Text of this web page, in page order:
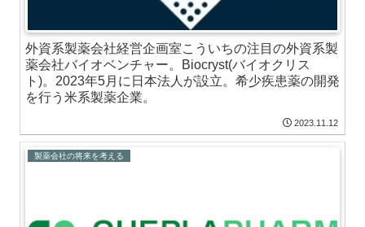
外資系製薬会社経営企画室こういちの注目の外資系製
薬会社バイオベンチャー。Biocryst(バイオクリス
ト)。2023年5月に日本法人が設立。希少疾患薬の開発
を行う米系製薬企業。
2023.11.12
製薬会社の将来を考える